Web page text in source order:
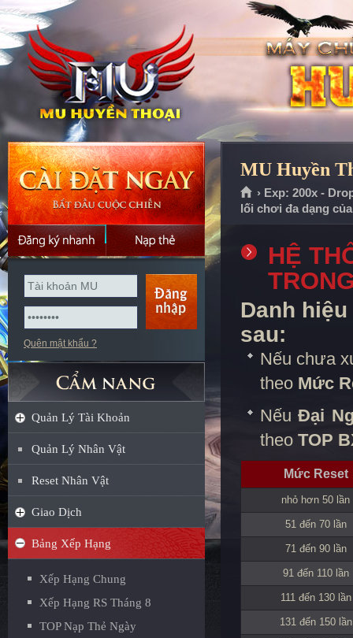
Quên mật khẩu ?
Quản Lý Tài Khoản
Quản Lý Nhân Vật
Reset Nhân Vật
Giao Dịch
Bảng Xếp Hạng
Xếp Hạng Chung
Xếp Hạng RS Tháng 8
TOP Nạp Thẻ Ngày
MU Huyền
› Exp: 200x -
lối chơi đa dạng
HỆ
Danh
sau:
Nếu chưa
theo Mức
NếuĐại
theo TOP
Mức Reset
nhỏ hơn 50 lần
51 đến 70 lần
71 đến 90 lần
91 đến 110 lần
111 đến 130 lần
131 đến 150 lần